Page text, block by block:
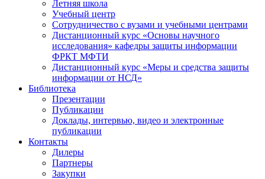
Летняя школа
Учебный центр
Сотрудничество с вузами и учебными центрами
Дистанционный курс «Основы научного
исследования» кафедры защиты информации
ФРКТ МФТИ
Дистанционный курс «Меры и средства защиты
информации от НСД»
Библиотека
Презентации
Публикации
Доклады, интервью, видео и электронные
публикации
Контакты
Дилеры
Партнеры
Закупки